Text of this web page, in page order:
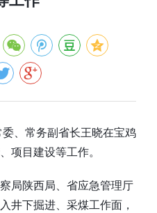
、常务副省长王晓在宝鸡
项目建设等工作。
局陕西局、省应急管理厅
井下掘进、采煤工作面，